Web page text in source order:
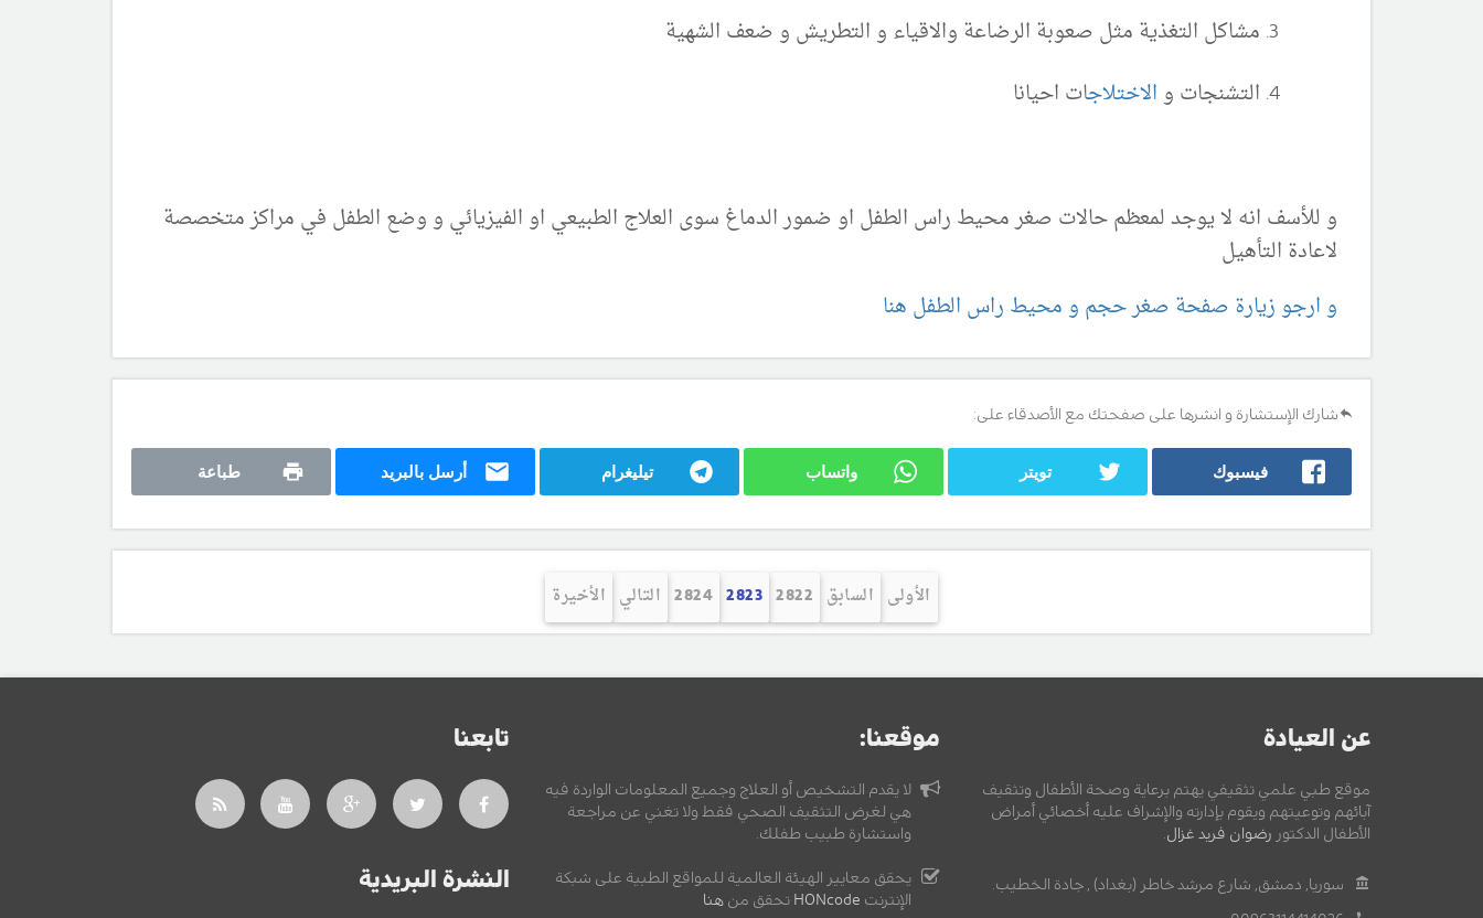
مشاكل التغذية مثل صعوبة الرضاعة والاقياء و التطريش و ضعف الشهية
التشنجات و الاختلاجات احيانا
و للأسف انه لا يوجد لمعظم حالات صغر محيط راس الطفل او ضمور الدماغ سوى العلاج الطبيعي او الفيزيائي و وضع الطفل في مراكز متخصصة
لاعادة التأهيل
و ارجو زيارة صفحة صغر حجم و محيط راس الطفل هنا
شارك الإستشارة و انشرها على صفحتك مع الأصدقاء على:
فيسبوك تويتر واتساب تيليغرام أرسل بالبريد طباعة
الأولى السابق 2822
2823
2824 التالي الأخيرة
عن العيادة
موقع طبي علمي تثقيفي يهتم برعاية وصحة الأطفال وتثقيف
آبائهم وتوعيتهم ويقوم بإدارته والإشراف عليه أخصائي أمراض
الأطفال الدكتور رضوان فريد غزال
سوريا, دمشق, شارع مرشد خاطر (بغداد) , جادة الخطيب.
موقعنا:
لا يقدم التشخيص أو العلاج وجميع المعلومات الواردة فيه
هي لغرض التثقيف الصحي فقط ولا تغني عن مراجعة
واستشارة طبيب طفلك.
يحقق معايير الهيئة العالمية للمواقع الطبية على شبكة
الإنترنت HONcode تحقق من هنا
تابعنا
النشرة البريدية